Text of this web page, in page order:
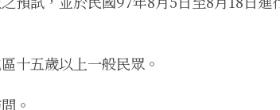
十五歲以上一般民眾。
。